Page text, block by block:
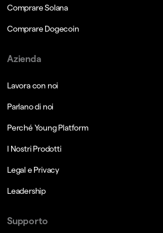
Comprare Solana
Comprare Dogecoin
Azienda
Lavora con noi
Parlano di noi
Perché Young Platform
I Nostri Prodotti
Legal e Privacy
Leadership
Supporto